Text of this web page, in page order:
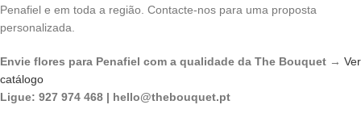
Penafiel e em toda a região. Contacte-nos para uma proposta
personalizada.
Envie flores para Penafiel com a qualidade da The Bouquet → Ver
catálogo
Ligue: 927 974 468 | hello@thebouquet.pt